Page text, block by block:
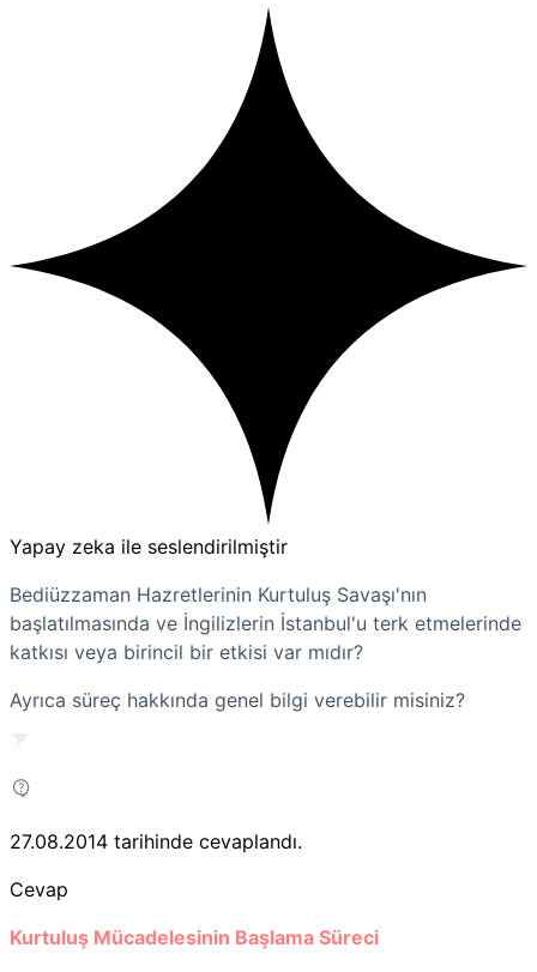
Yapay zeka ile seslendirilmiştir
Bediüzzaman Hazretlerinin Kurtuluş Savaşı'nın
başlatılmasında ve İngilizlerin İstanbul'u terk etmelerinde
katkısı veya birincil bir etkisi var mıdır?
Ayrıca süreç hakkında genel bilgi verebilir misiniz?
27.08.2014 tarihinde cevaplandı.
Cevap
Kurtuluş Mücadelesinin Başlama Süreci